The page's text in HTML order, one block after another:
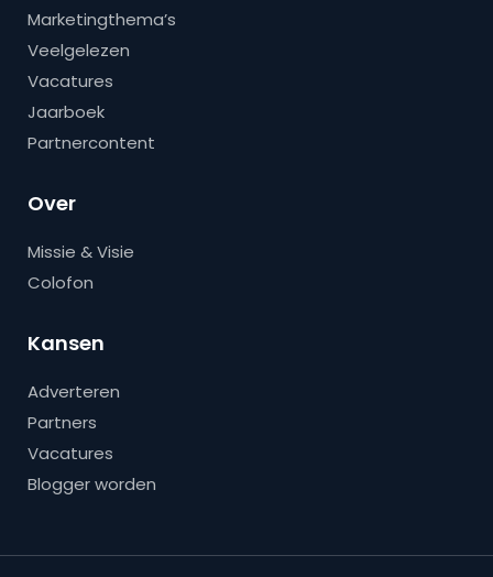
Marketingthema’s
Veelgelezen
Vacatures
Jaarboek
Partnercontent
Over
Missie & Visie
Colofon
Kansen
Adverteren
Partners
Vacatures
Blogger worden